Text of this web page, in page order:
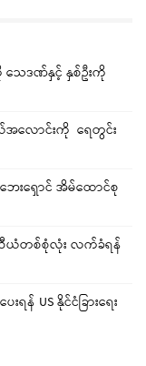
သေဒဏ်နှင့် နှစ်ဦးကို
အလောင်းကို ရေတွင်း
ေးရှောင် အိမ်ထောင်စု
ယံတစ်စုံလုံး လက်ခံရန်
န် US နိုင်ငံခြားရေး